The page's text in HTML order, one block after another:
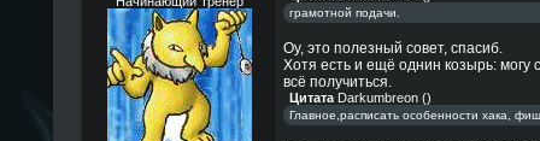
грамотной подачи.
Оу, это полезный совет, спасиб.
Хотя есть и ещё однин козырь: могу
всё получиться.
Цитата Darkumbreon()
Главное,расписать особенности хака,